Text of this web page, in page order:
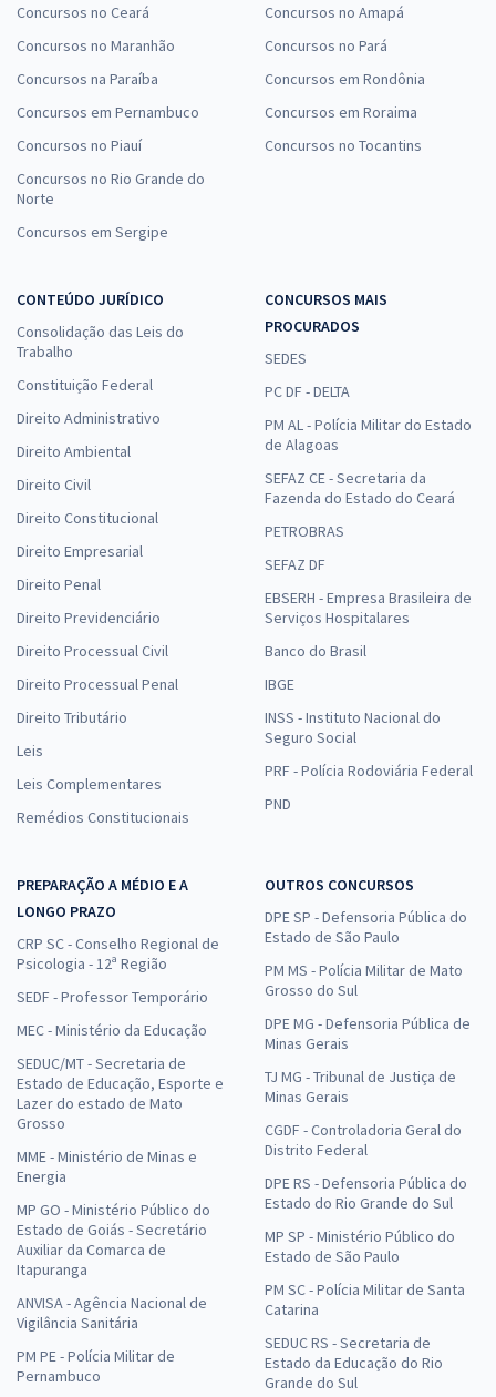
Concursos no Ceará
Concursos no Maranhão
Concursos na Paraíba
Concursos em Pernambuco
Concursos no Piauí
Concursos no Rio Grande do
Norte
Concursos em Sergipe
Concursos no Amapá
Concursos no Pará
Concursos em Rondônia
Concursos em Roraima
Concursos no Tocantins
CONTEÚDO JURÍDICO
Consolidação das Leis do
Trabalho
Constituição Federal
Direito Administrativo
Direito Ambiental
Direito Civil
Direito Constitucional
Direito Empresarial
Direito Penal
Direito Previdenciário
Direito Processual Civil
Direito Processual Penal
Direito Tributário
Leis
Leis Complementares
Remédios Constitucionais
CONCURSOS MAIS
PROCURADOS
SEDES
PC DF - DELTA
PM AL - Polícia Militar do Estado
de Alagoas
SEFAZ CE - Secretaria da
Fazenda do Estado do Ceará
PETROBRAS
SEFAZ DF
EBSERH - Empresa Brasileira de
Serviços Hospitalares
Banco do Brasil
IBGE
INSS - Instituto Nacional do
Seguro Social
PRF - Polícia Rodoviária Federal
PND
PREPARAÇÃO A MÉDIO E A
LONGO PRAZO
CRP SC - Conselho Regional de
Psicologia - 12ª Região
SEDF - Professor Temporário
MEC - Ministério da Educação
SEDUC/MT - Secretaria de
Estado de Educação, Esporte e
Lazer do estado de Mato
Grosso
MME - Ministério de Minas e
Energia
MP GO - Ministério Público do
Estado de Goiás - Secretário
Auxiliar da Comarca de
Itapuranga
ANVISA - Agência Nacional de
Vigilância Sanitária
PM PE - Polícia Militar de
Pernambuco
OUTROS CONCURSOS
DPE SP - Defensoria Pública do
Estado de São Paulo
PM MS - Polícia Militar de Mato
Grosso do Sul
DPE MG - Defensoria Pública de
Minas Gerais
TJ MG - Tribunal de Justiça de
Minas Gerais
CGDF - Controladoria Geral do
Distrito Federal
DPE RS - Defensoria Pública do
Estado do Rio Grande do Sul
MP SP - Ministério Público do
Estado de São Paulo
PM SC - Polícia Militar de Santa
Catarina
SEDUC RS - Secretaria de
Estado da Educação do Rio
Grande do Sul